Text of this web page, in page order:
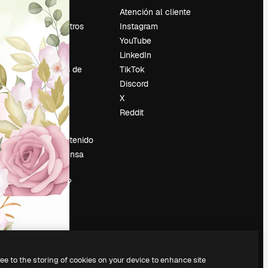
Precios
Sobre nosotros
Reviews
Empleo
Tendencias de
búsqueda
Blog
Eventos
Slidesgo
Vender contenido
Sala de prensa
¿Buscas
magnific.ai?
Atención al cliente
Instagram
YouTube
LinkedIn
TikTok
Discord
X
Reddit
to the storing of cookies on your device to enhance site